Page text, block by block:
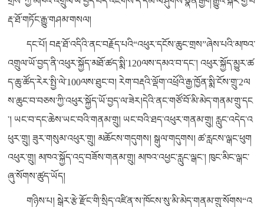
རྡ་ཐོ་གཏོང་རྒྱུ་གཤམ་གསལ།
དང་པོ། བརྡ་ཐོ་འདིའི་ནང་བརྗོད་པའི“འཕུར་དངོས་ཆུང་གྲས”ཞེས་པའི་མཁའ་
འགྲུལ་ཡོ་བྱད་ནི་འཕུར་སྐྱོད་མཐོ་ཚད་སྨི་120ལས་དམའ་བ་དང་། འཕུར་སྐྱོད་མྱུར་ཚ
ད་ཆུ་ཚོད་རེར་སྤྱི་ལེ་100ལས་ཐུང་བ། རེག་བརྡའི་ལྡོག་འཕྲོའི་རྒྱ་ཁྱོན་སྨི་ངོས་གྲུ་2ལ
ས་ཆུང་བ་བཅས་ཀྱི་འཕུར་སྐྱོད་ཡོ་བྱད་ལ་ཟེར།དེའི་ནང་གཙོ་བོ་མི་མེད་གནམ་གྲུ་དང
་། ཡང་བ་དང་ཆེས་ཡང་བའི་གནམ་གྲུ། ཡང་བའི་ཐད་འཕུར་གནམ་གྲུ། རླུང་འདེད་འ
ཕུར་གྲུ། ཟུར་གསུམ་འཕུར་གྲུ། མཆོངས་གདུགས། སྒུལ་གདུགས། ཚ་རླངས་ལྒང་ཕུག
འཕུར་གྲུ། མཁའ་སྐྱོད་འདྲ་བཟོས་གནམ་གྲུ། མཁའ་འཕྱང་རླུང་ལྒང་། ཁུང་མིང་ལྒང་
ཞུ་སོགས་ཚུད་ཡོད།
གཉིས་པ། སྒེར་རྩེ་རྫོང་གི་སྲིད་འཛིན་ས་ཁོངས་སུ་མི་མེད་གནམ་གྲུ་སོགས“འ